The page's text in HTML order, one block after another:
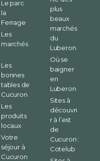
Le parc
la
Ferrage
Les
marchés
Les
bonnes
tables de
Cucuron
Les
produits
locaux
Votre
séjour à
Cucuron
plus
beaux
marchés
du
Luberon
Où se
baigner
en
Luberon
Sites à
découvri
r à l’est
de
Cucuron :
Cotelub